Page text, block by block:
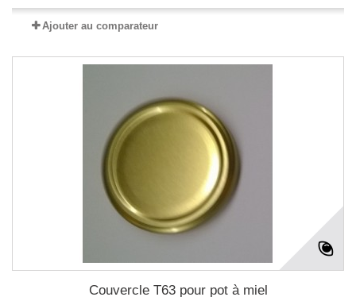
Ajouter au comparateur
Couvercle T63 pour pot à miel